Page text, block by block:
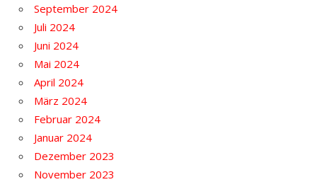
September 2024
Juli 2024
Juni 2024
Mai 2024
April 2024
März 2024
Februar 2024
Januar 2024
Dezember 2023
November 2023